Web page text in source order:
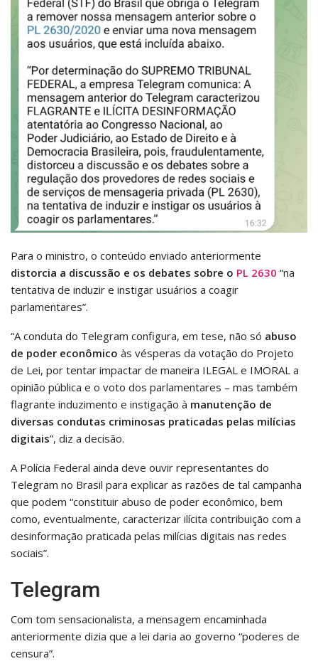
Para o ministro, o conteúdo enviado anteriormente
distorcia a discussão e os debates sobre o PL 2630 “na
tentativa de induzir e instigar usuários a coagir
parlamentares”.
“A conduta do Telegram configura, em tese, não só abuso
de poder econômico às vésperas da votação do Projeto
de Lei, por tentar impactar de maneira ILEGAL e IMORAL a
opinião pública e o voto dos parlamentares – mas também
flagrante induzimento e instigação à manutenção de
diversas condutas criminosas praticadas pelas milícias
digitais”, diz a decisão.
A Polícia Federal ainda deve ouvir representantes do
Telegram no Brasil para explicar as razões de tal campanha
que podem “constituir abuso de poder econômico, bem
como, eventualmente, caracterizar ilícita contribuição com a
desinformação praticada pelas milícias digitais nas redes
sociais”.
Telegram
Com tom sensacionalista, a mensagem encaminhada
anteriormente dizia que a lei daria ao governo “poderes de
censura”.